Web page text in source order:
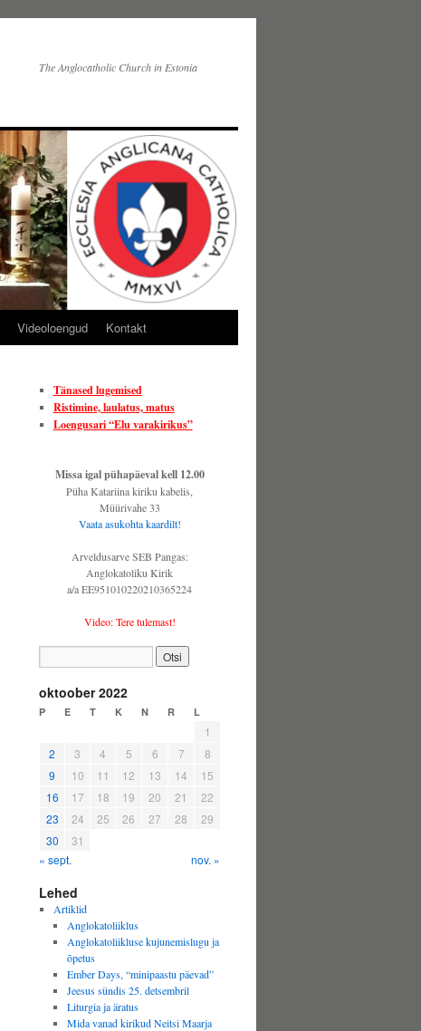
The Anglocatholic Church in Estonia
Videoloengud Kontakt
Tänased lugemised
Ristimine, laulatus, matus
Loengusari “Elu varakirikus”
Missa igal pühapäeval kell 12.00
Püha Katariina kiriku kabelis,
Müürivahe 33
Vaata asukohta kaardilt!
Arveldusarve SEB Pangas:
Anglokatoliku Kirik
a/a EE951010220210365224
Video: Tere tulemast!
oktoober 2022
P E T K N R L
1
2
3 4 5 6 7
8
9
10 11 12 13 14
15
16
17 18 19 20 21
22
23
24 25 26 27 28
29
30
31
« sept.
nov. »
Lehed
Artiklid
Anglokatoliiklus
Anglokatoliikluse kujunemislugu ja
õpetus
Ember Days, “minipaastu päevad”
Jeesus sündis 25. detsembril
Liturgia ja äratus
Mida vanad kirikud Neitsi Maarja